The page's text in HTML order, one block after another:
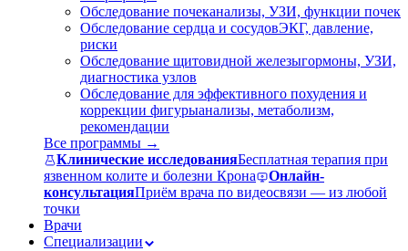
Обследование почеканализы, УЗИ, функции почек
Обследование сердца и сосудовЭКГ, давление,
риски
Обследование щитовидной железыгормоны, УЗИ,
диагностика узлов
Обследование для эффективного похудения и
коррекции фигурыанализы, метаболизм,
рекомендации
Все программы →
Клинические исследованияБесплатная терапия при
язвенном колите и болезни Крона
Онлайн-
консультацияПриём врача по видеосвязи — из любой
точки
Врачи
Специализации